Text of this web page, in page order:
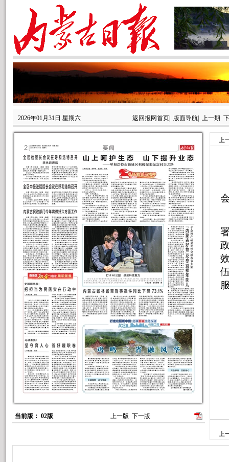
2026年01月31日 星期六 返回报网首页| 版面导航| 上一期
当前版： 02版 上一版 下一版
上
上